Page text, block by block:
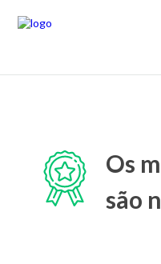
Os
são